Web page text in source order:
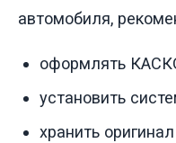
автомобиля,
оформлять
установить
хранить